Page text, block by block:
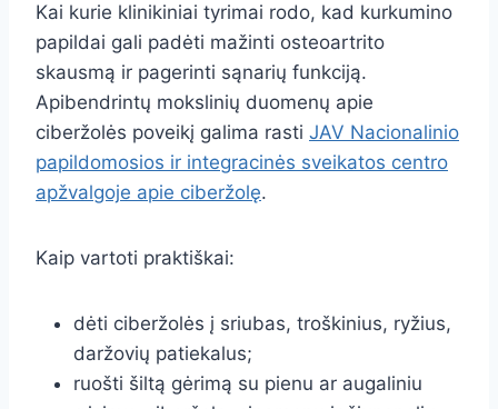
Kai kurie klinikiniai tyrimai rodo, kad kurkumino
papildai gali padėti mažinti osteoartrito
skausmą ir pagerinti sąnarių funkciją.
Apibendrintų mokslinių duomenų apie
ciberžolės poveikį galima rasti JAV Nacionalinio
papildomosios ir integracinės sveikatos centro
apžvalgoje apie ciberžolę.
Kaip vartoti praktiškai:
dėti ciberžolės į sriubas, troškinius, ryžius,
daržovių patiekalus;
ruošti šiltą gėrimą su pienu ar augaliniu